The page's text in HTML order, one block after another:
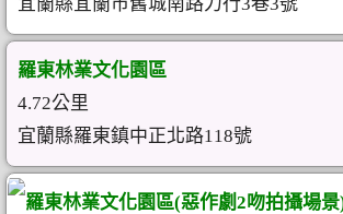
羅東林業文化園區
4.72公里
宜蘭縣羅東鎮中正北路118號
羅東林業文化園區(惡作劇2吻拍攝場景